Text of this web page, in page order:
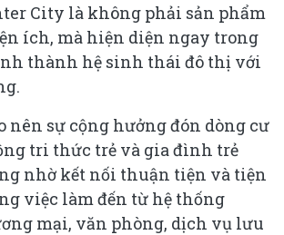
City là không phải sản phẩm
ích, mà hiện diện ngay trong
thành hệ sinh thái đô thị với
nên sự cộng hưởng đón dòng cư
tri thức trẻ và gia đình trẻ
nhờ kết nối thuận tiện và tiện
việc làm đến từ hệ thống
mại, văn phòng, dịch vụ lưu